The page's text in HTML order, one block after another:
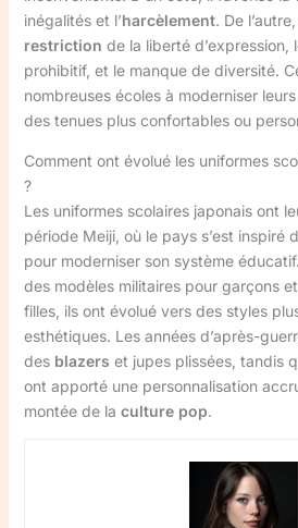
inégalités et l’harcèlement. De
restriction de la liberté d’expression,
prohibitif, et le manque de diversité.
nombreuses écoles à moderniser
des tenues plus confortables ou
Comment ont évolué les uniformes
?
Les uniformes scolaires japonais ont
période Meiji, où le pays s’est inspiré
pour moderniser son système
des modèles militaires pour garçons
filles, ils ont évolué vers des styles
esthétiques. Les années d’après-
des blazers et jupes plissées, tandis
ont apporté une personnalisation
montée de la culture pop.